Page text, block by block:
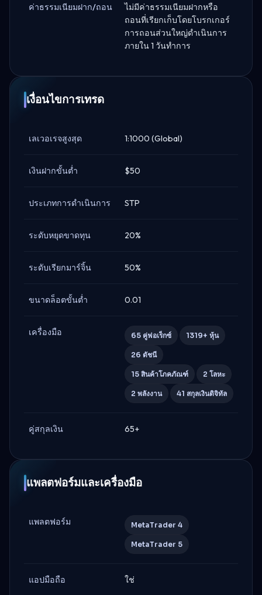
ค่าธรรมเนียมฝาก/ถอน
ไม่มีค่าธรรมเนียมฝากหรือ
ถอนที่เรียกเก็บโดยโบรกเกอร์
การถอนส่วนใหญ่ดำเนินการ
ภายใน 1 วันทำการ
เงื่อนไขการเทรด
เลเวอเรจสูงสุด 1:1000 (Global)
เงินฝากขั้นต่ำ $50
ประเภทการดำเนินการ STP
ระดับหยุดขาดทุน 20%
ระดับเรียกมาร์จิ้น 50%
ขนาดล็อตขั้นต่ำ 0.01
เครื่องมือ 65 คู่ฟอเร็กซ์ 1319+ หุ้น
26 ดัชนี
15 สินค้าโภคภัณฑ์ 2 โลหะ
2 พลังงาน 41 สกุลเงินดิจิทัล
คู่สกุลเงิน 65+
แพลตฟอร์มและเครื่องมือ
แพลตฟอร์ม MetaTrader 4
MetaTrader 5
แอปมือถือ ใช่